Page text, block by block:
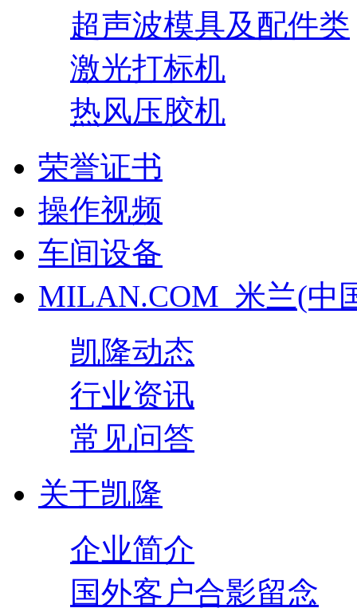
超声波模具及配件类
激光打标机
热风压胶机
荣誉证书
操作视频
车间设备
MILAN.COM_米兰(中
凯隆动态
行业资讯
常见问答
关于凯隆
企业简介
国外客户合影留念